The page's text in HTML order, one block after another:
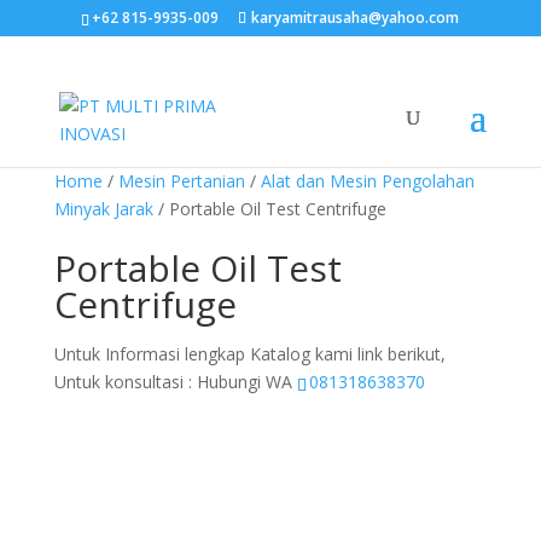
+62 815-9935-009 karyamitrausaha@yahoo.com
Home / Mesin Pertanian / Alat dan Mesin Pengolahan
Minyak Jarak/ Portable Oil Test Centrifuge
Portable Oil Test
Centrifuge
Untuk Informasi lengkap Katalog kami link berikut,
Untuk konsultasi : Hubungi WA
081318638370